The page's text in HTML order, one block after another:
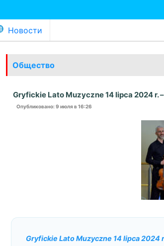
Новости
Общество
Gryfickie Lato Muzyczne 14 lipca 2024 r.
Опубликовано: 9 июля в 16:26
Gryfickie Lato Muzyczne 14 lipca